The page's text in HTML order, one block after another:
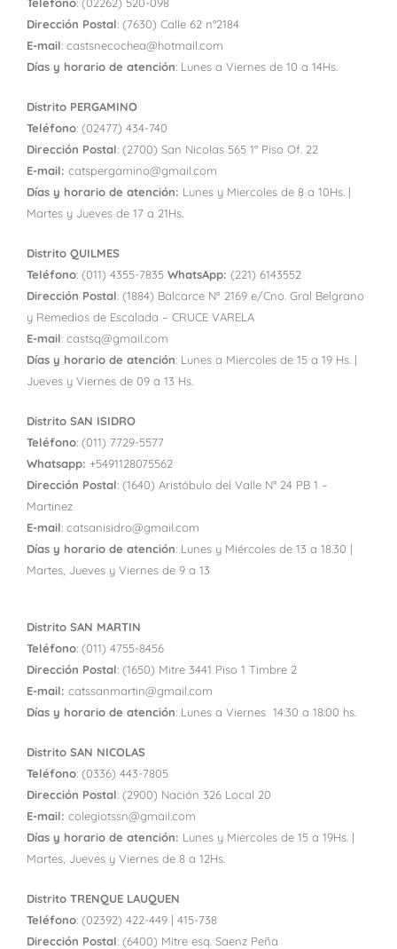
Teléfono: (02262) 520-098
Dirección Postal: (7630) Calle 62 n°2184
E-mail: castsnecochea@hotmail.com
Días y horario de atención: Lunes a Viernes de 10 a 14Hs.
Distrito PERGAMINO
Teléfono: (02477) 434-740
Dirección Postal: (2700) San Nicolas 565 1° Piso Of. 22
E-mail: catspergamino@gmail.com
Días y horario de atención: Lunes y Miercoles de 8 a 10Hs. |
Martes y Jueves de 17 a 21Hs.
Distrito QUILMES
Teléfono: (011) 4355-7835 WhatsApp: (221) 6143552
Dirección Postal: (1884) Balcarce Nº 2169 e/Cno. Gral Belgrano
y Remedios de Escalada – CRUCE VARELA
E-mail: castsq@gmail.com
Días y horario de atención: Lunes a Miercoles de 15 a 19 Hs. |
Jueves y Viernes de 09 a 13 Hs.
Distrito SAN ISIDRO
Teléfono: (011) 7729-5577
Whatsapp: +5491128075562
Dirección Postal: (1640) Aristóbulo del Valle N° 24 PB 1 –
Martinez
E-mail: catsanisidro@gmail.com
Días y horario de atención: Lunes y Miércoles de 13 a 18.30 |
Martes, Jueves y Viernes de 9 a 13
Distrito SAN MARTIN
Teléfono: (011) 4755-8456
Dirección Postal: (1650) Mitre 3441 Piso 1 Timbre 2
E-mail: catssanmartin@gmail.com
Días y horario de atención: Lunes a Viernes 14:30 a 18:00 hs.
Distrito SAN NICOLAS
Teléfono: (0336) 443-7805
Dirección Postal: (2900) Nación 326 Local 20
E-mail: colegiotssn@gmail.com
Días y horario de atención: Lunes y Miercoles de 15 a 19Hs. |
Martes, Jueves y Viernes de 8 a 12Hs.
Distrito TRENQUE LAUQUEN
Teléfono: (02392) 422-449 | 415-738
Dirección Postal: (6400) Mitre esq. Saenz Peña